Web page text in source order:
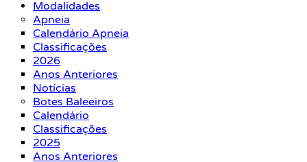
Modalidades
Apneia
Calendário Apneia
Classificações
2026
Anos Anteriores
Notícias
Botes Baleeiros
Calendário
Classificações
2025
Anos Anteriores